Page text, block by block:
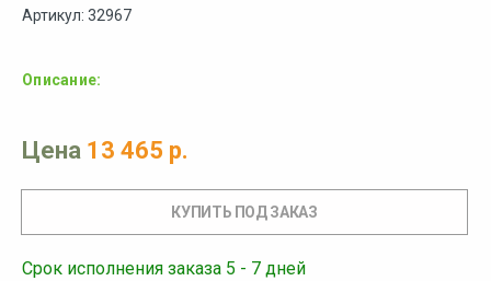
Артикул: 32967
Описание:
Цена 13 465 р.
Срок исполнения заказа 5 - 7 дней